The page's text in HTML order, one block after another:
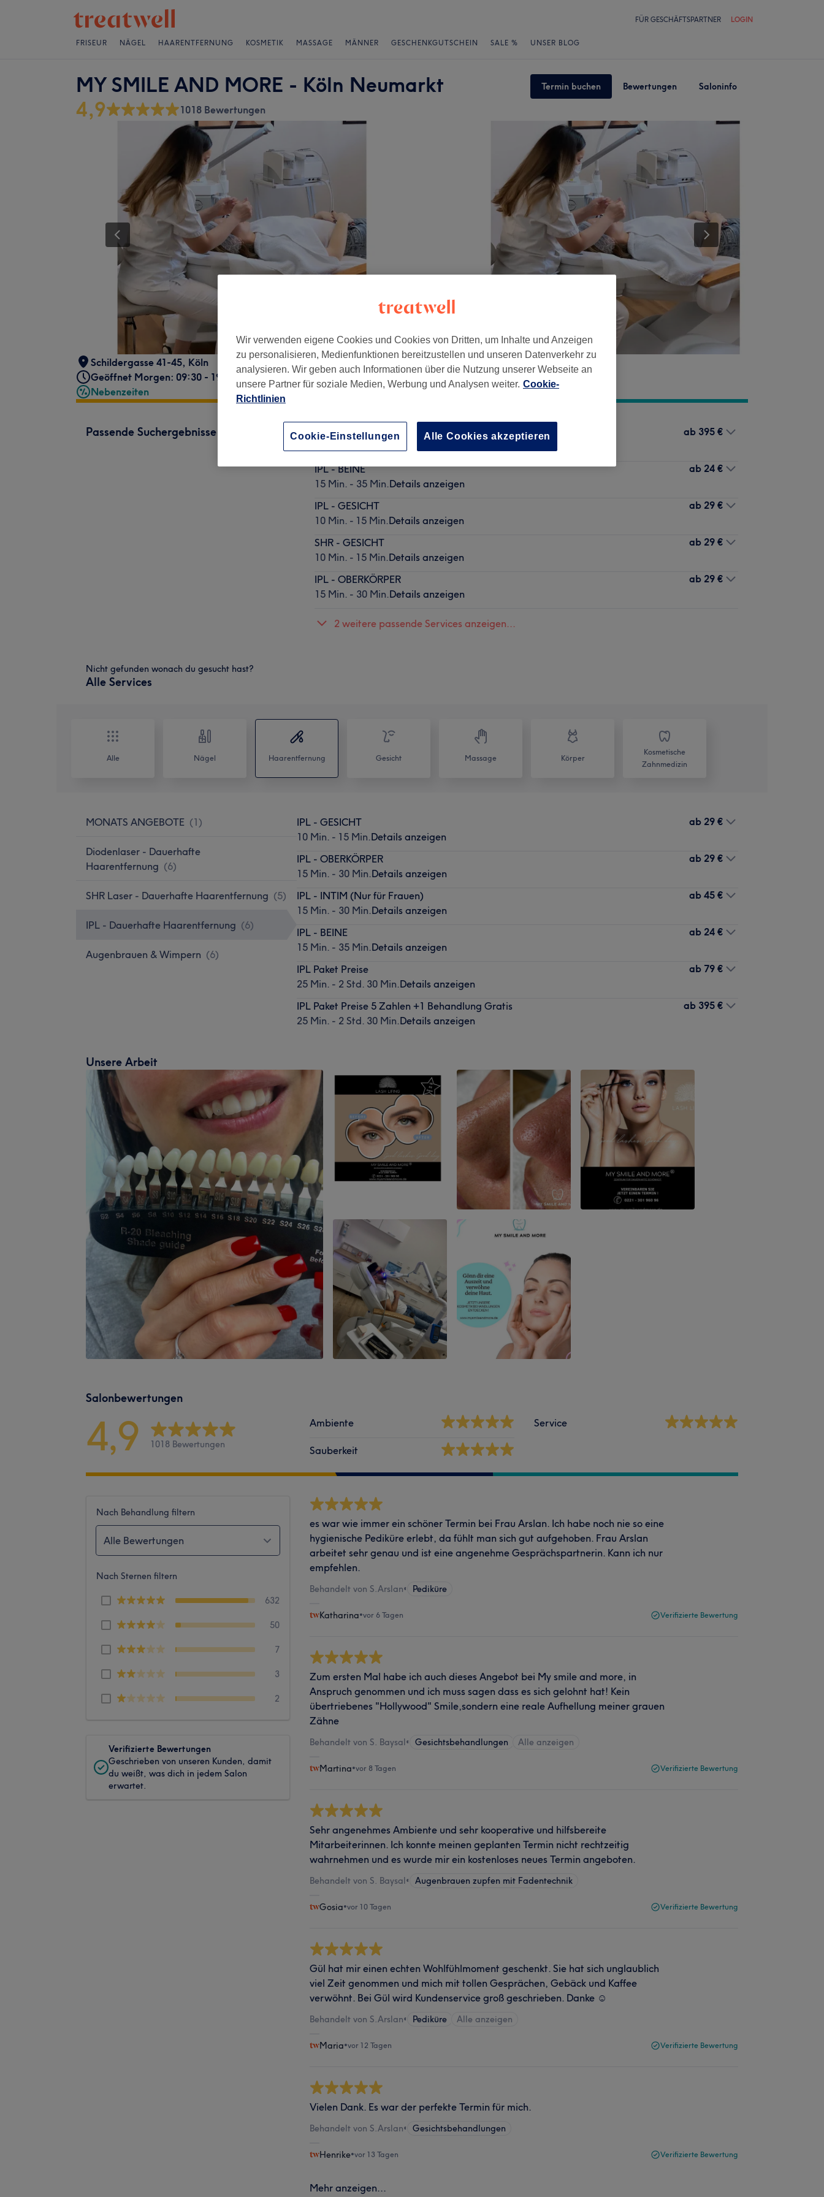
FÜR GESCHÄFTSPARTNER LOGIN
FRISEUR NÄGEL HAARENTFERNUNG KOSMETIK MASSAGE MÄNNER GESCHENKGUTSCHEIN SALE % UNSER BLOG
MY SMILE AND MORE - Köln Neumarkt Termin buchen Bewertungen Saloninfo
4,9 1018 Bewertungen
Schildergasse 41-45, Köln
Geöffnet Morgen: 09:30 - 19:30
Nebenzeiten
Passende Suchergebnisse
IPL Paket Preise 5 Zahlen +1 Behandlung Gratis
ab 395 €
IPL - BEINE
15 Min. - 35 Min.Details anzeigen
ab 24 €
IPL - GESICHT
10 Min. - 15 Min.Details anzeigen
ab 29 €
SHR - GESICHT
10 Min. - 15 Min.Details anzeigen
ab 29 €
IPL - OBERKÖRPER
15 Min. - 30 Min.Details anzeigen
ab 29 €
2 weitere passende Services anzeigen...
Nicht gefunden wonach du gesucht hast?
Alle Services
Alle Nägel Haarentfernung Gesicht Massage Körper
Kosmetische
Zahnmedizin
MONATS ANGEBOTE (1)
Diodenlaser - Dauerhafte
Haarentfernung (6)
SHR Laser - Dauerhafte Haarentfernung (5)
IPL - Dauerhafte Haarentfernung (6)
Augenbrauen & Wimpern (6)
IPL - GESICHT
10 Min. - 15 Min.Details anzeigen
ab 29 €
IPL - OBERKÖRPER
15 Min. - 30 Min.Details anzeigen
ab 29 €
IPL - INTIM (Nur für Frauen)
15 Min. - 30 Min.Details anzeigen
ab 45 €
IPL - BEINE
15 Min. - 35 Min.Details anzeigen
ab 24 €
IPL Paket Preise
25 Min. - 2 Std. 30 Min.Details anzeigen
ab 79 €
IPL Paket Preise 5 Zahlen +1 Behandlung Gratis
25 Min. - 2 Std. 30 Min.Details anzeigen
ab 395 €
Unsere Arbeit
Salonbewertungen
4,9 1018 Bewertungen
Ambiente
Sauberkeit
Service
Nach Behandlung filtern
Alle Bewertungen
Nach Sternen filtern
632
50
7
3
2
Verifizierte Bewertungen
Geschrieben von unseren Kunden, damit
du weißt, was dich in jedem Salon
erwartet.
es war wie immer ein schöner Termin bei Frau Arslan. Ich habe noch nie so eine
hygienische Pediküre erlebt, da fühlt man sich gut aufgehoben. Frau Arslan
arbeitet sehr genau und ist eine angenehme Gesprächspartnerin. Kann ich nur
empfehlen.
Behandelt von S.Arslan• Pediküre
Katharina•vor 6 Tagen Verifizierte Bewertung
Zum ersten Mal habe ich auch dieses Angebot bei My smile and more, in
Anspruch genommen und ich muss sagen dass es sich gelohnt hat! Kein
übertriebenes "Hollywood" Smile,sondern eine reale Aufhellung meiner grauen
Zähne
Behandelt von S. Baysal• Gesichtsbehandlungen Alle anzeigen
Martina•vor 8 Tagen Verifizierte Bewertung
Sehr angenehmes Ambiente und sehr kooperative und hilfsbereite
Mitarbeiterinnen. Ich konnte meinen geplanten Termin nicht rechtzeitig
wahrnehmen und es wurde mir ein kostenloses neues Termin angeboten.
Behandelt von S. Baysal• Augenbrauen zupfen mit Fadentechnik
Gosia•vor 10 Tagen Verifizierte Bewertung
Gül hat mir einen echten Wohlfühlmoment geschenkt. Sie hat sich unglaublich
viel Zeit genommen und mich mit tollen Gesprächen, Gebäck und Kaffee
verwöhnt. Bei Gül wird Kundenservice groß geschrieben. Danke ☺️
Behandelt von S.Arslan• Pediküre Alle anzeigen
Maria•vor 12 Tagen Verifizierte Bewertung
Vielen Dank. Es war der perfekte Termin für mich.
Behandelt von S.Arslan• Gesichtsbehandlungen
Henrike•vor 13 Tagen Verifizierte Bewertung
Mehr anzeigen...
Wir verwenden eigene Cookies und Cookies von Dritten, um Inhalte und Anzeigen
zu personalisieren, Medienfunktionen bereitzustellen und unseren Datenverkehr zu
analysieren. Wir geben auch Informationen über die Nutzung unserer Webseite an
unsere Partner für soziale Medien, Werbung und Analysen weiter. Cookie-
Richtlinien
Cookie-Einstellungen Alle Cookies akzeptieren